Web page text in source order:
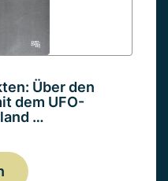
Über den
dem UFO-
…